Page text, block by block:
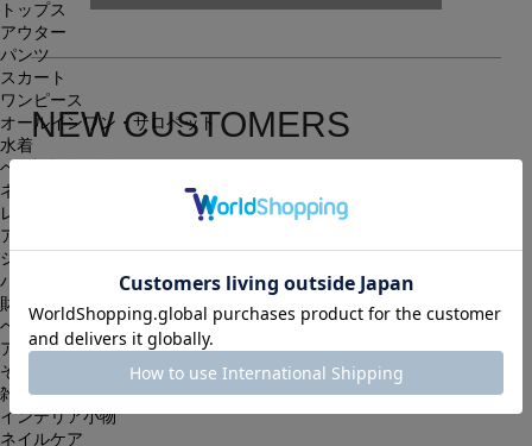
トップス
アウター
パンツ
スカート
ワンピース
オールインワン・サロペット
水着
ヘッドウェア
ネックウェア
レッグウェア
アンダーウェア
シューズ
バッグ
財布
ベルト
アクセサリ
その他
雑貨小物
インテリア小物
ネイルケア
NEW CUSTOMERS
会員限定のお得な最新情報もございます。
会員登録する